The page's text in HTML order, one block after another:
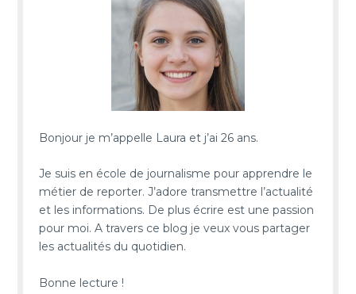
Bonjour je m’appelle Laura et j’ai 26 ans.
Je suis en école de journalisme pour apprendre le
métier de reporter. J’adore transmettre l’actualité
et les informations. De plus écrire est une passion
pour moi. A travers ce blog je veux vous partager
les actualités du quotidien.
Bonne lecture !